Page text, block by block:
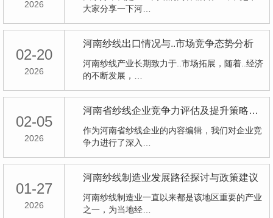
2026
大家分享一下河…
02-20
2026
河南纱线出口情况与..市场竞争态势分析
河南纱线产业长期致力于..市场拓展，随着..经济
的不断发展，…
02-05
2026
河南省纱线企业竞争力评估及提升策略研究
作为河南省纱线企业的内容编辑，我们对企业竞
争力进行了深入…
01-27
2026
河南纱线制造业发展路径探讨与政策建议
河南纱线制造业一直以来都是该地区重要的产业
之一，为当地经…